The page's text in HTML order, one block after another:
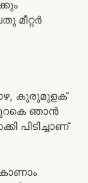
മീറ്റർ
വാഴ, കുരുമുളക്
ഞാൻ
പിടിച്ചാണ്